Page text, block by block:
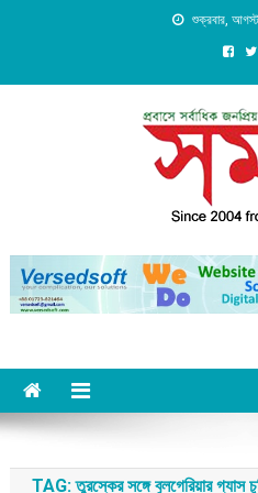
শুক্রবার,
Daily
from
TAG:তুরস্কের সঙ্গে বুলগেরিয়ার গ্যাস